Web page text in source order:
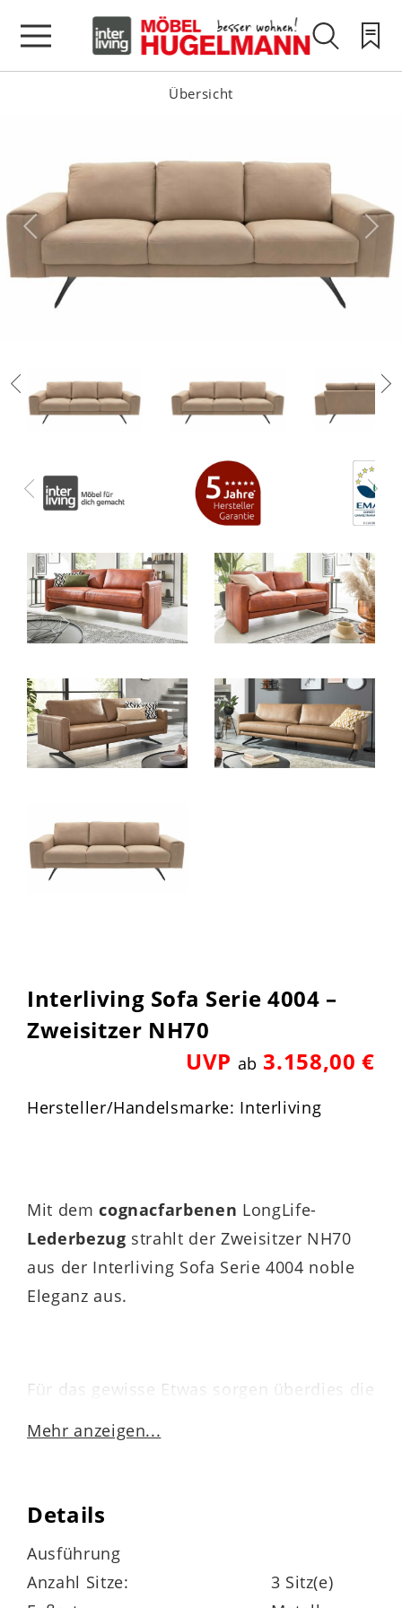
Übersicht
Interliving Sofa Serie 4004 –
Zweisitzer NH70
UVP ab 3.158,00 €
Hersteller/Handelsmarke: Interliving
Mit demcognacfarbenen LongLife-
Lederbezug strahlt der Zweisitzer NH70
aus der Interliving Sofa Serie 4004 noble
Eleganz aus.
Für das gewisse Etwas sorgen überdies die
schwarzen Kunststoffgleiter F85 fügen sich
Durch die ergo-PUR-Schaumpolsterung
auf einer stützenden Wellenunterfederung
Mehr anzeigen...
Details
Ausführung
Anzahl Sitze:
3 Sitz(e)